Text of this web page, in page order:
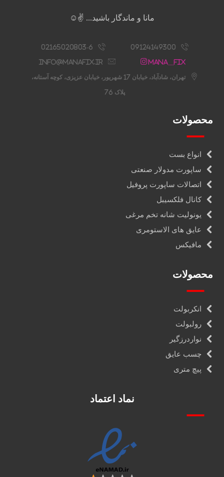
مانا و ماندگار باشید... ✌️☺️
09124149300
02165020803-6
Mana__fix
info@manafix.ir
تهران، شادآباد، خیابان 17 شهریور، خیابان عزیزی، کوچه آستانه،
پلاک 76
محصولات
انواع بست
ساپورت مدولار صنعتی
اتصالات ساپورت پروفیل
کانال فلکسیبل
یونولیت شانه تخم مرغی
عایق های الاستومری
مافیکس
محصولات
انکربولت
رولبولت
نواردرزگیر
چسب عایق
پیچ متری
نماد اعتماد